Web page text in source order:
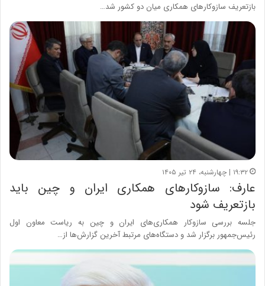
بازتعریف سازوکارهای همکاری میان دو کشور شد…
۱۹:۳۲ | چهارشنبه، ۲۴ تیر ۱۴۰۵
عارف: سازوکارهای همکاری ایران و چین باید
بازتعریف شود
جلسه بررسی سازوکار همکاری‌های ایران و چین به ریاست معاون اول
رئیس‌جمهور برگزار شد و دستگاه‌های مرتبط آخرین گزارش‌ها از…